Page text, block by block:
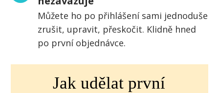
Můžete ho po přihlášení sami jednoduše
zrušit, upravit, přeskočit. Klidně hned
po první objednávce.
Jak udělat první